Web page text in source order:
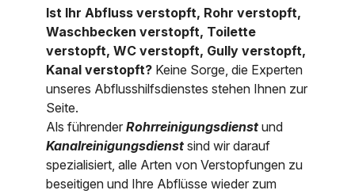
Nordrhein-Westfalen
Rheinland-Pfalz
Saarland
Oberösterreich
Salzburg
Über uns
Kontakt
Ist Ihr Abfluss verstopft, Rohr verstopft,
Waschbecken verstopft, Toilette
verstopft, WC verstopft, Gully verstopft,
Kanal verstopft? Keine Sorge, die Experten
unseres Abflusshilfsdienstes stehen Ihnen zur
Seite.
Als führenderRohrreinigungsdienst und
Kanalreinigungsdienst sind wir darauf
spezialisiert, alle Arten von Verstopfungen zu
beseitigen und Ihre Abflüsse wieder zum